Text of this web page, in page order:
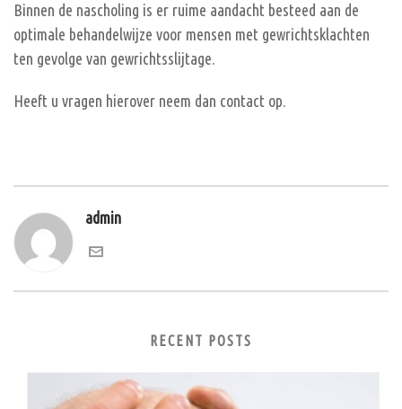
Binnen de nascholing is er ruime aandacht besteed aan de
optimale behandelwijze voor mensen met gewrichtsklachten
ten gevolge van gewrichtsslijtage.
Heeft u vragen hierover neem dan contact op.
admin
RECENT POSTS